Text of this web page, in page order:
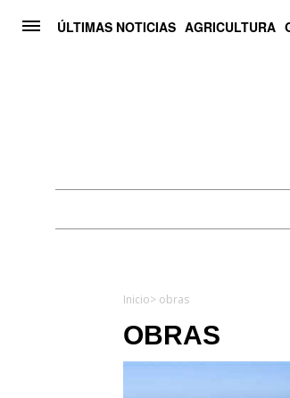
ÚLTIMAS NOTICIAS AGRICULTURA
Inicio> obras
OBRAS